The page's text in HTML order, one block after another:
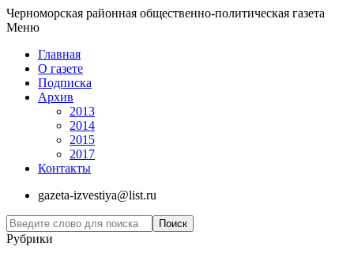
Черноморская районная общественно-политическая газета
Меню
Главная
О газете
Подписка
Архив
2013
2014
2015
2017
Контакты
gazeta-izvestiya@list.ru
Рубрики